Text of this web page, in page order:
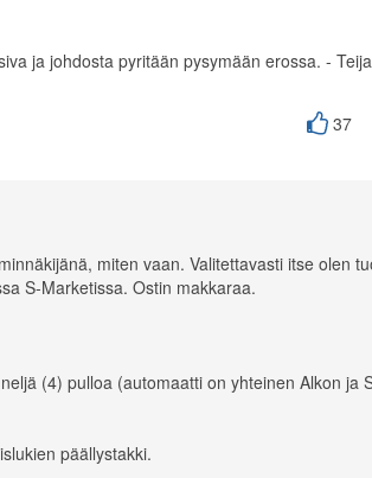
ja johdosta pyritään pysymään erossa. -
37
miten vaan. Valitettavasti itse olen
S-Marketissa. Ostin makkaraa.
(4) pulloa (automaatti on yhteinen Alkon ja
päällystakki.